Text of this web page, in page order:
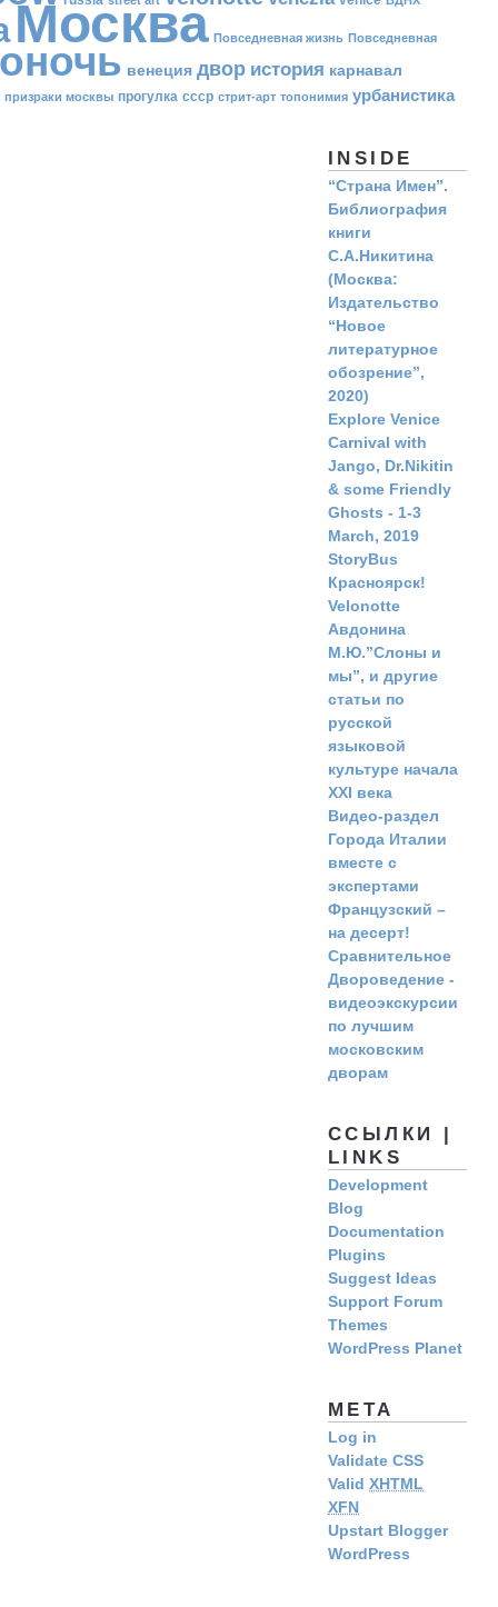
Москва Повседневная жизнь Повседневная
венеция двор история карнавал
призраки москвы прогулка ссср стрит-арт топонимия урбанистика
INSIDE
“Страна Имен”.
Библиография
книги
С.А.Никитина
(Москва:
Издательство
“Новое
литературное
обозрение”,
2020)
Explore Venice
Carnival with
Jango, Dr.Nikitin
& some Friendly
Ghosts - 1-3
March, 2019
StoryBus
Красноярск!
Velonotte
Авдонина
М.Ю.”Слоны и
мы”, и другие
статьи по
русской
языковой
культуре начала
ХХI века
Видео-раздел
Города Италии
вместе с
экспертами
Французский –
на десерт!
Сравнительное
Двороведение -
видеоэкскурсии
по лучшим
московским
дворам
ССЫЛКИ |
LINKS
Development
Blog
Documentation
Plugins
Suggest Ideas
Support Forum
Themes
WordPress Planet
META
Log in
Validate CSS
Valid XHTML
XFN
Upstart Blogger
WordPress